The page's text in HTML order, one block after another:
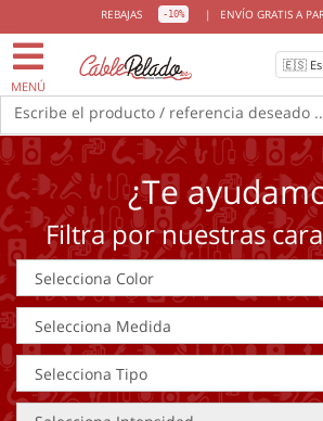
REBAJAS -10% | ENVÍO GRATIS A
MENÚ
Escribe el producto / referencia deseado
¿Te
Filtra por nuestras